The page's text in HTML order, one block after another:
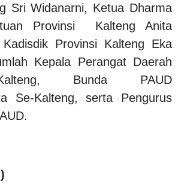
Sri Widanarni, Ketua Dharma
Provinsi Kalteng Anita
Provinsi Kalteng Eka
Kepala Perangat Daerah
Bunda PAUD
Se-Kalteng, serta Pengurus